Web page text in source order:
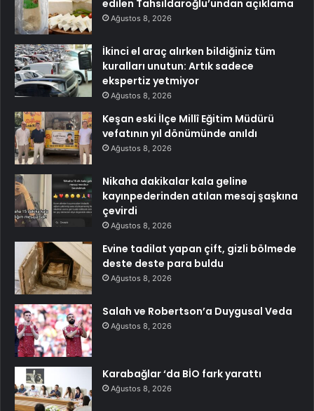
edilen Tahsildaroğlu’undan açıklama
Ağustos 8, 2026
İkinci el araç alırken bildiğiniz tüm
kuralları unutun: Artık sadece
ekspertiz yetmiyor
Ağustos 8, 2026
Keşan eski İlçe Millî Eğitim Müdürü
vefatının yıl dönümünde anıldı
Ağustos 8, 2026
Nikaha dakikalar kala geline
kayınpederinden atılan mesaj şaşkına
çevirdi
Ağustos 8, 2026
Evine tadilat yapan çift, gizli bölmede
deste deste para buldu
Ağustos 8, 2026
Salah ve Robertson’a Duygusal Veda
Ağustos 8, 2026
Karabağlar ‘da BİO fark yarattı
Ağustos 8, 2026